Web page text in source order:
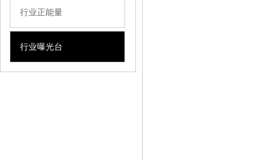
行业正能量
行业曝光台